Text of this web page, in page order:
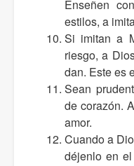
Enseñen
estilos, a
Si imitan a
riesgo, a
dan. Este es
Sean
de corazón.
amor.
Cuando a
déjenlo en